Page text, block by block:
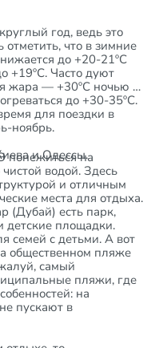
год, ведь это
отметить, что в зимние
до +20-21ºС
+19ºС. Часто дуют
жара — +30ºС ночью и
до +30-35ºС.
для поездки в
ноябрь.
и Одессы.
понежиться на
водой. Здесь
и отличным
места для отдыха.
(Дубай) есть парк,
детские площадки.
семей с детьми. А вот
общественном пляже
самый
пляжи, где
на
пускают в